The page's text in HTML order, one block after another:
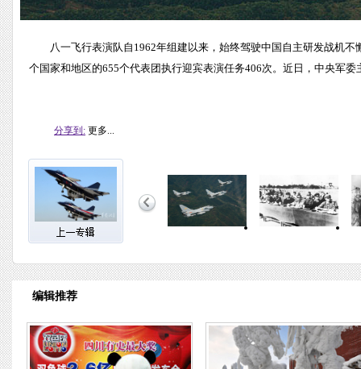
八一飞行表演队自1962年组建以来，始终驾驶中国自主研发战机
个国家和地区的655个代表团执行迎宾表演任务406次。近日，中央军
分享到: 更多...
编辑推荐